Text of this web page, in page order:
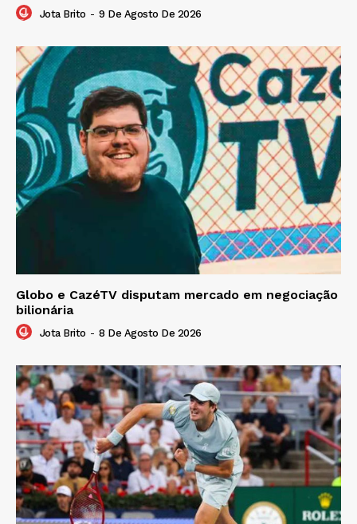
Jota Brito - 9 De Agosto De 2026
Globo e CazéTV disputam mercado em negociação
bilionária
Jota Brito - 8 De Agosto De 2026